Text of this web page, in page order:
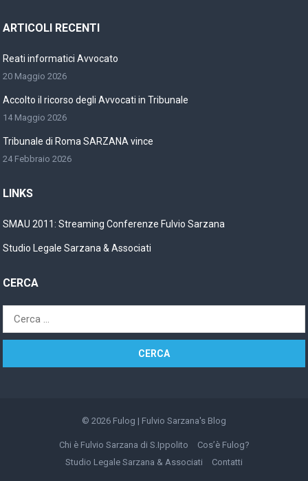
ARTICOLI RECENTI
Reati informatici Avvocato
20 Maggio 2026
Accolto il ricorso degli Avvocati in Tribunale
14 Maggio 2026
Tribunale di Roma SARZANA vince
24 Febbraio 2026
LINKS
SMAU 2011: Streaming Conferenze Fulvio Sarzana
Studio Legale Sarzana & Associati
CERCA
Ricerca
per:
© 2026 Fulog | Fulvio Sarzana's Blog
Chi è Fulvio Sarzana di S.Ippolito
Cos’è Fulog?
Studio Legale Sarzana & Associati
Contatti